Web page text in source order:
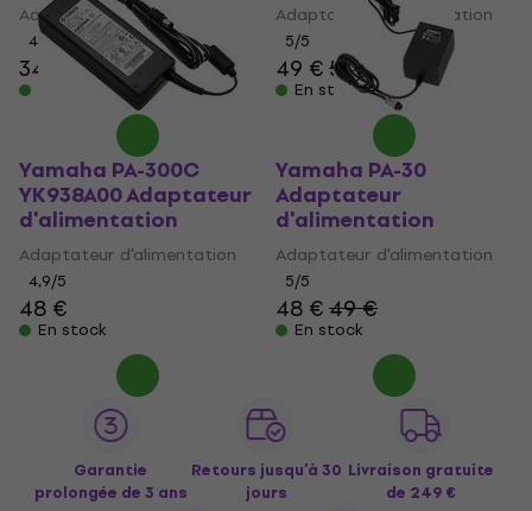
Adaptateur d'alimentation
4,9/5
34 € 35 €
En stock
Adaptateur d'alimentation
5/5
49 €50 €
En stock
Yamaha PA-300C
YK938A00 Adaptateur
d'alimentation
Adaptateur d'alimentation
4,9/5
48 €
En stock
Yamaha PA-30
Adaptateur
d'alimentation
Adaptateur d'alimentation
5/5
48 €49 €
En stock
Garantie
prolongée de 3 ans
Retours jusqu’à 30
jours
Livraison gratuite
de 249 €